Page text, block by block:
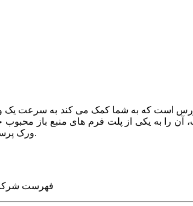
را به یکی از پلت فرم های منبع باز محبوب
ورک پرستاشاپ، حرفه ای ترین وب سایت های روز جهان را برای شما طراحی می کنیم.
فهرست شرکت